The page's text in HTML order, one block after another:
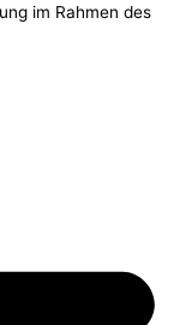
im Rahmen des